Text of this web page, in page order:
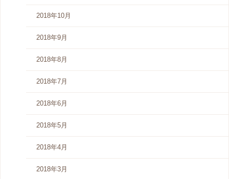
2018年10月
2018年9月
2018年8月
2018年7月
2018年6月
2018年5月
2018年4月
2018年3月